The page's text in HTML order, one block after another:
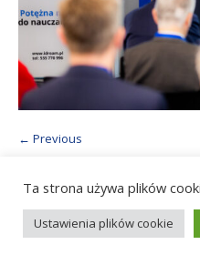
← Previous
© 2021 Polskie
Ta strona używa plików
Ustawienia plików cookie